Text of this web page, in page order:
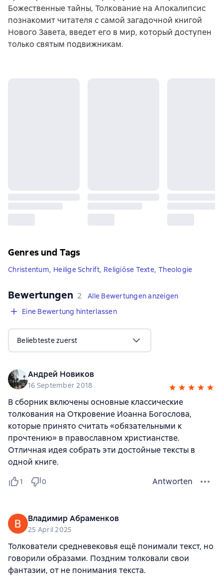
Божественные тайны, Толкование на Апокалипсис
познакомит читателя с самой загадочной книгой
Нового Завета, введет его в мир, который доступен
только святым подвижникам.
Genres und Tags
Christentum, Heilige Schrift, Religiöse Texte, Theologie
Bewertungen 2 Bewertungen
2
Alle Bewertungen anzeigen
Eine Bewertung hinterlassen
Beliebteste zuerst
Андрей Новиков
16 September 2018
В сборник включены основные классические
толкования на Откровение Иоанна Богослова,
которые принято считать «обязательными к
прочтению» в православном христианстве.
Отличная идея собрать эти достойные тексты в
одной книге.
1 0 Antworten
Владимир Абраменков
25 April 2025
Толкователи средневековья ещё понимали текст, но
говорили образами. Поздним толковали свои
фантазии, от не понимания текста.